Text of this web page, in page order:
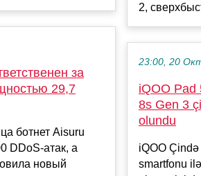
за
29,7
ботнет Aisuru
DDoS-атак, а
новый
2,
23:00, 20
iQOO Pad
8s Gen 3
olundu
iQOO
smartfonu